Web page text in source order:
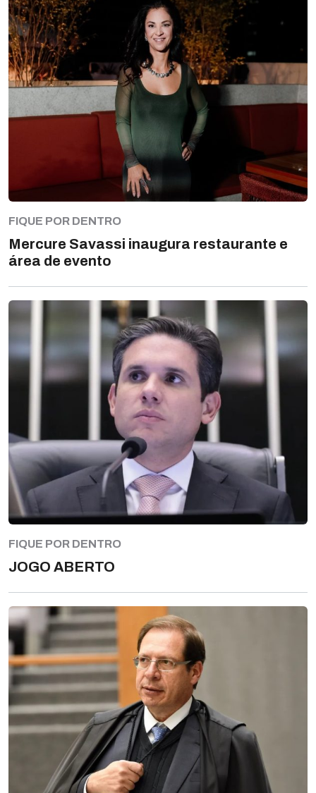
FIQUE POR DENTRO
Mercure Savassi inaugura restaurante e
área de evento
FIQUE POR DENTRO
JOGO ABERTO